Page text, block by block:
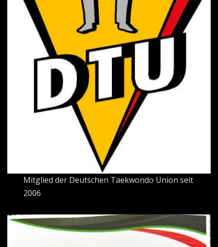
Mitglied der Deutschen Taekwondo Union seit
2006